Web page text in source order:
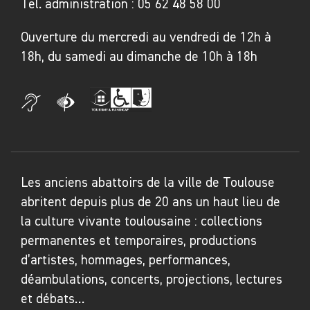
accrochage monumental de murs de tissus où
s’entremêlent des pièces du monde entier,
depuis le XIX siècle jusqu’à l’époque moderne
présentation de modes de production
artistique humbles et marginalisés, à l’exemple
de grande pauvreté agraire, remettent en
question la hiérarchie habituelle des arts et
écrivent un récit qui célèbre les créateurs
dans la diversité de leurs milieux, de leurs
continents et de leurs savoirs.
Plusieurs invitations à des artistes et à des
établissements possédant des collections en
Tel. administration : 05 62 48 58 00
Ouverture du mercredi au vendredi de 12h à
18h, du samedi au dimanche de 10h à 18h
Les anciens abattoirs de la ville de Toulouse
abritent depuis plus de 20 ans un haut lieu de
la culture vivante toulousaine : collections
permanentes et temporaires, productions
d’artistes, hommages, performances,
déambulations, concerts, projections, lectures
et débats…